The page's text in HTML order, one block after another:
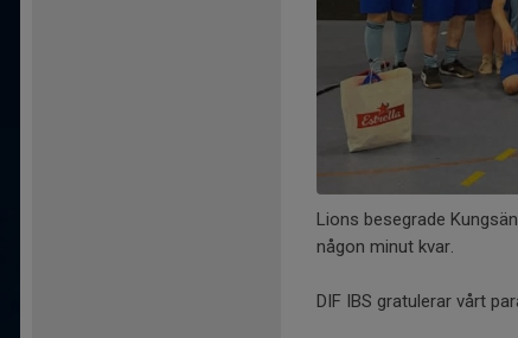
Lions besegrade
någon minut kvar.
DIF IBS gratulerar vårt